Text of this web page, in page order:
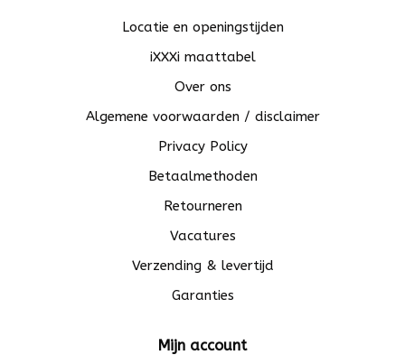
Locatie en openingstijden
iXXXi maattabel
Over ons
Algemene voorwaarden / disclaimer
Privacy Policy
Betaalmethoden
Retourneren
Vacatures
Verzending & levertijd
Garanties
Mijn account